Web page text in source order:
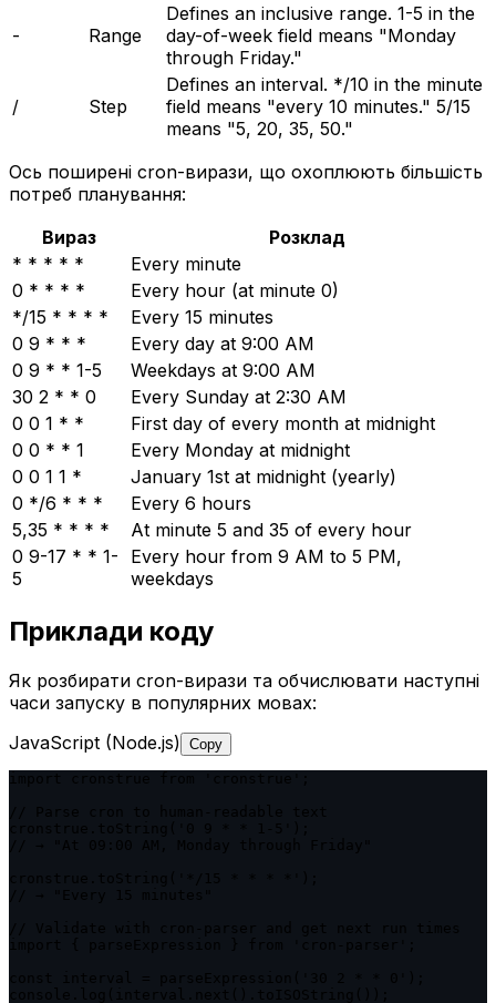
- Range
Defines an inclusive range. 1-5 in the
day-of-week field means "Monday
through Friday."
/ Step
Defines an interval. */10 in the minute
field means "every 10 minutes." 5/15
means "5, 20, 35, 50."
Ось поширені cron-вирази, що охоплюють більшість
потреб планування:
Вираз
Розклад
* * * * *
Every minute
0 * * * *
Every hour (at minute 0)
*/15 * * * *
Every 15 minutes
0 9 * * *
Every day at 9:00 AM
0 9 * * 1-5
Weekdays at 9:00 AM
30 2 * * 0
Every Sunday at 2:30 AM
0 0 1 * *
First day of every month at midnight
0 0 * * 1
Every Monday at midnight
0 0 1 1 *
January 1st at midnight (yearly)
0 */6 * * *
Every 6 hours
5,35 * * * *
At minute 5 and 35 of every hour
0 9-17 * * 1-
5
Every hour from 9 AM to 5 PM,
weekdays
Приклади коду
Як розбирати cron-вирази та обчислювати наступні
часи запуску в популярних мовах:
JavaScript (Node.js) Copy